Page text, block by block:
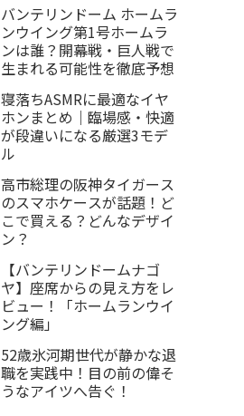
バンテリンドーム ホームラ
ンウイング第1号ホームラ
ンは誰？開幕戦・巨人戦で
生まれる可能性を徹底予想
寝落ちASMRに最適なイヤ
ホンまとめ｜臨場感・快適
が段違いになる厳選3モデ
ル
高市総理の阪神タイガース
のスマホケースが話題！ど
こで買える？どんなデザイ
ン？
【バンテリンドームナゴ
ヤ】座席からの見え方をレ
ビュー！「ホームランウイ
ング編」
52歳氷河期世代が静かな退
職を実践中！目の前の偉そ
うなアイツへ告ぐ！